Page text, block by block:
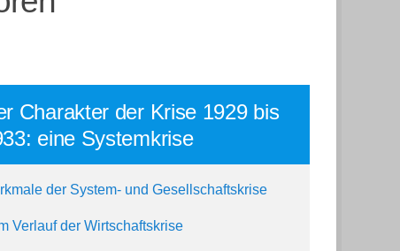
Charakter der Krise 1929 bis
eine Systemkrise
der System- und Gesellschaftskrise
Verlauf der Wirtschaftskrise